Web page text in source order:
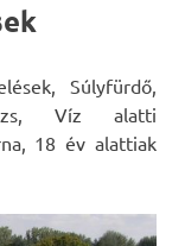
Súlyfürdő,
Víz alatti
18 év alattiak